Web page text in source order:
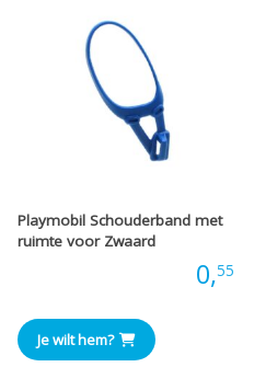
Playmobil Schouderband met
ruimte voor Zwaard
0,55
Je wilt hem?